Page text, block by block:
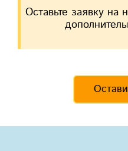
Оставьте заявку на